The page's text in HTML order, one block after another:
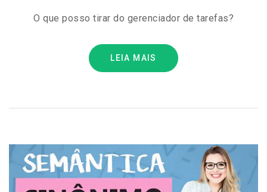
O que posso tirar do gerenciador de tarefas?
LEIA MAIS